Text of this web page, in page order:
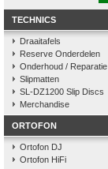
TECHNICS
Draaitafels
Reserve Onderdelen
Onderhoud / Reparatie
Slipmatten
SL-DZ1200 Slip Discs
Merchandise
ORTOFON
Ortofon DJ
Ortofon HiFi